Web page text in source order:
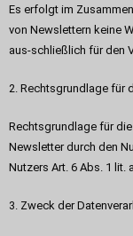
Es erfolgt im
von Newslettern keine
aus-schließlich für den
2. Rechtsgrundlage für
Rechtsgrundlage für
Newsletter durch den
Nutzers Art. 6 Abs. 1 lit.
3. Zweck der